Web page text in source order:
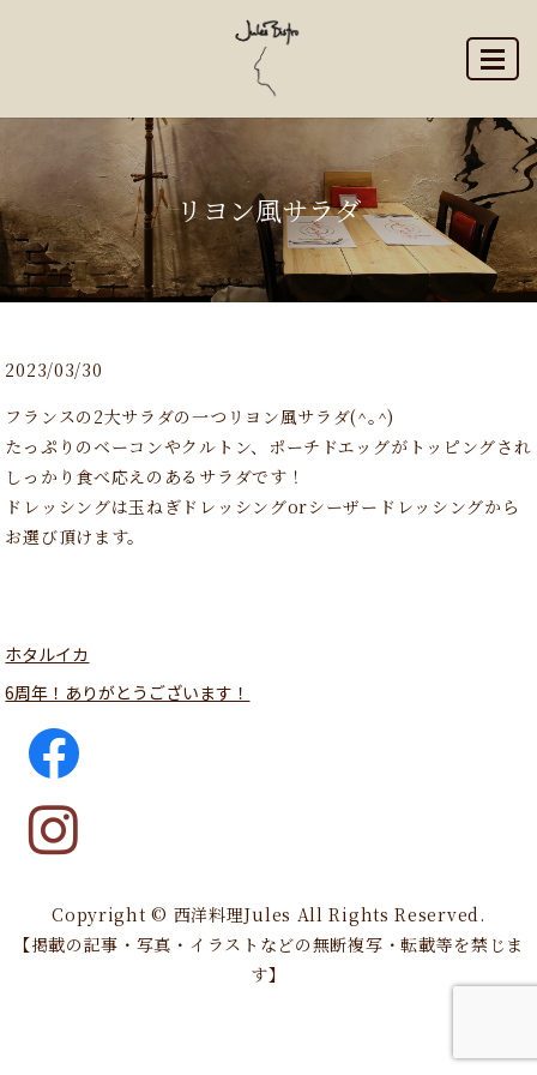
リヨン風サラダ
2023/03/30
フランスの2大サラダの一つリヨン風サラダ(^｡^)
たっぷりのベーコンやクルトン、ポーチドエッグがトッピングされ
しっかり食べ応えのあるサラダです！
ドレッシングは玉ねぎドレッシングorシーザードレッシングから
お選び頂けます。
ホタルイカ
6周年！ありがとうございます！
Copyright © 西洋料理Jules All Rights Reserved.
【掲載の記事・写真・イラストなどの無断複写・転載等を禁じま
す】